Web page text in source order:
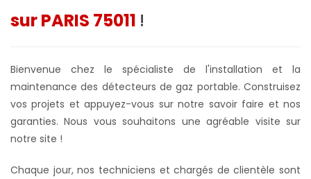
sur PARIS 75011 !
Bienvenue chez le spécialiste de l'installation et la
maintenance des détecteurs de gaz portable. Construisez
vos projets et appuyez-vous sur notre savoir faire et nos
garanties. Nous vous souhaitons une agréable visite sur
notre site !
Chaque jour, nos techniciens et chargés de clientèle sont